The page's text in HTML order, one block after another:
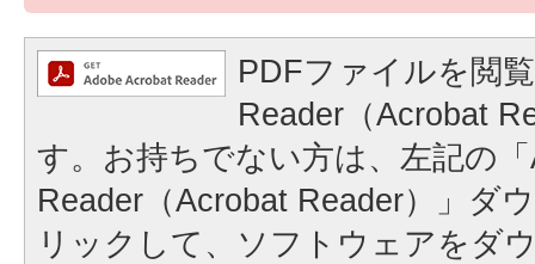
PDFファイルを閲
Reader（Acrobat
す。お持ちでない方は、左記の
Reader（Acrobat Reader）」ダ
リックして、ソフトウェアをダ